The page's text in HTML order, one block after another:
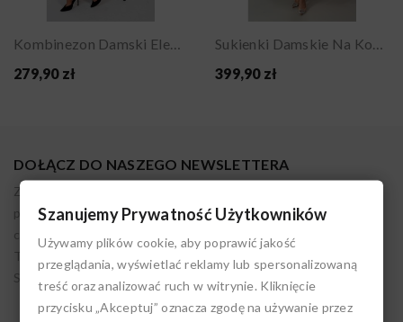
Kombinezon Damski Elegancki Gorsetowy Na Wesele...
279,90 zł
399,90 zł
DOŁĄCZ DO NASZEGO NEWSLETTERA
Zapisując się akceptujesz nasz regulamin. Administratorem
podanych danych osobowych jest LIVIEN. Możesz w każdym
czasie wycofać tę zgodę. Pamiętaj, że przetwarzanie przez nas
Twoich danych do czasu cofnięcia zgody jest zgodne z prawem.
Szczegóły w polityce prywatności.
Szanujemy Prywatność Użytkowników
Używamy plików cookie, aby poprawić jakość
przeglądania, wyświetlać reklamy lub spersonalizowaną
treść oraz analizować ruch w witrynie. Kliknięcie
przycisku „Akceptuj” oznacza zgodę na używanie przez